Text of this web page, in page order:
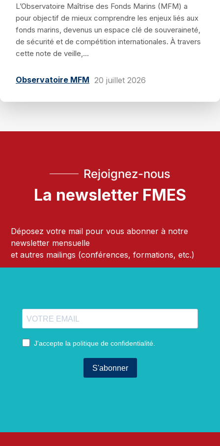
L’Observatoire Maîtrise des Fonds Marins (MFM) a
pour objectif de mieux comprendre les enjeux liés aux
fonds marins, devenus un espace clé de souveraineté,
de sécurité et de compétition internationales. À travers
cette note de veille,...
Observatoire MFM 20 juillet 2026
Rejoignez-nous
La newsletter FMES
Déposez votre mail pour vous abonner à notre
newsletter mensuelle
et autres mailings (conférences, formations, etc.)